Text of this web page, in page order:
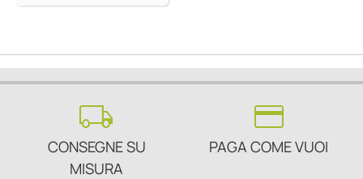
local_shipping
CONSEGNE SU
MISURA
credit_card
PAGA COME VUOI